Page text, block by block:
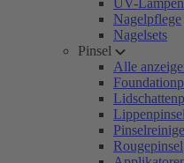
UV-Lampen
Nagelpflege
Nagelsets
Pinsel
Alle
Lippenpinsel
Rougepinsel